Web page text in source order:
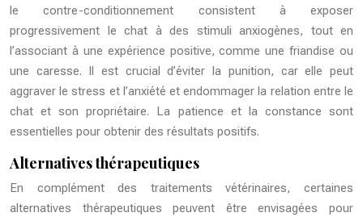
le contre-conditionnement consistent à exposer
progressivement le chat à des stimuli anxiogènes, tout en
l’associant à une expérience positive, comme une friandise ou
une caresse. Il est crucial d’éviter la punition, car elle peut
aggraver le stress et l’anxiété et endommager la relation entre le
chat et son propriétaire. La patience et la constance sont
essentielles pour obtenir des résultats positifs.
Alternatives thérapeutiques
En complément des traitements vétérinaires, certaines
alternatives thérapeutiques peuvent être envisagées pour